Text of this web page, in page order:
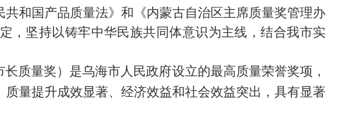
和国产品质量法》和《内蒙古自治区主席质量奖管理办
， 坚持以铸牢中华民族共同体意识为主线，结合我市实
质量奖）是乌海市人民政府设立的最高质量荣誉奖项，
量提升成效显著、经济效益和社会效益突出，具有显著